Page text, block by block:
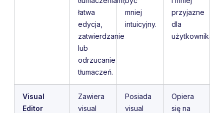
łatwa
edycja,
zatwierdzanie
lub
odrzucanie
tłumaczeń.
mniej
intuicyjny.
przyjazne
dla
użytkownika.
Visual
Editor
Zawiera
visual
Posiada
visual
Opiera
się na